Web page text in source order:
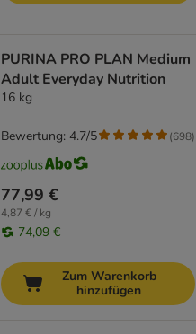
PURINA PRO PLAN Medium
Adult Everyday Nutrition
16 kg
77,99 €
4,87 € / kg
74,09 €
Bewertung: 4.7/5 (698)
Zum Warenkorb
hinzufügen